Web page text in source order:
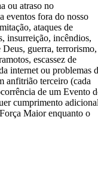
ou atraso no
eventos fora do nosso
ataques de
insurreição, incêndios,
Deus, guerra, terrorismo,
escassez de
internet ou problemas
anfitrião terceiro (cada
de um Evento
cumprimento
Maior enquanto o